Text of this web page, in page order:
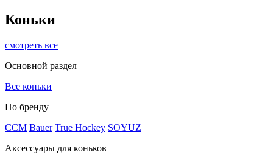
Коньки
смотреть все
Основной раздел
Все коньки
По бренду
ССМ Bauer True Hockey SOYUZ
Аксессуары для коньков